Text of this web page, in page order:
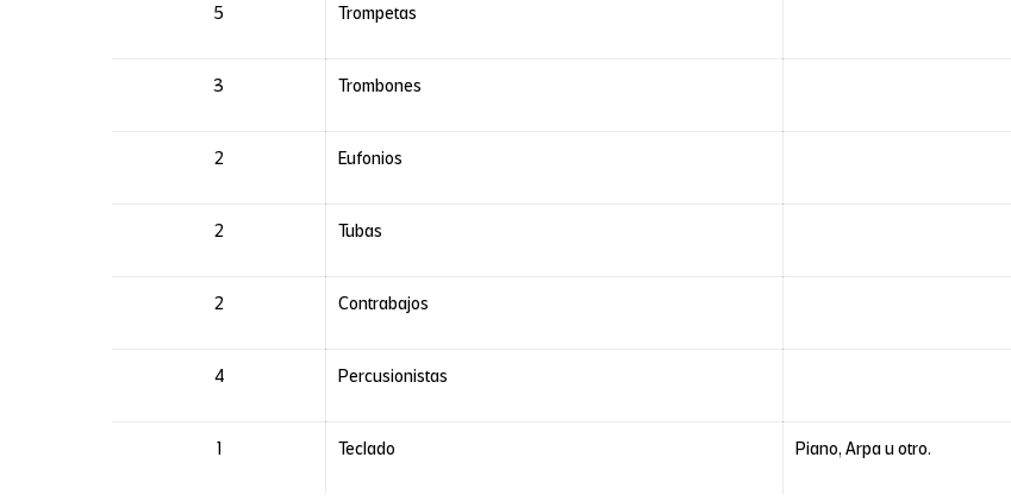
5 Trompetas
3 Trombones
2 Eufonios
2 Tubas
2 Contrabajos
4 Percusionistas
1 Teclado Piano, Arpa u otro.